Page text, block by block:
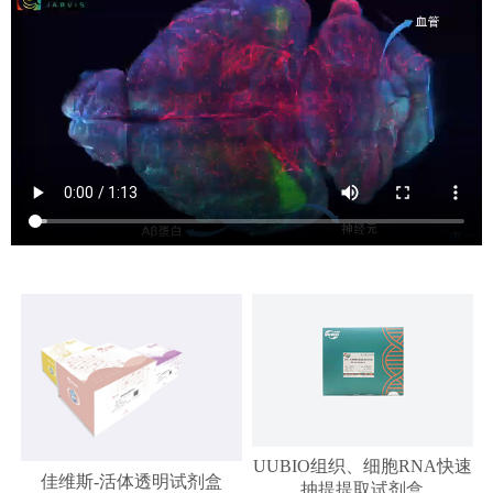
佳维斯-活体透明试剂盒
UUBIO组织、细胞RNA快速